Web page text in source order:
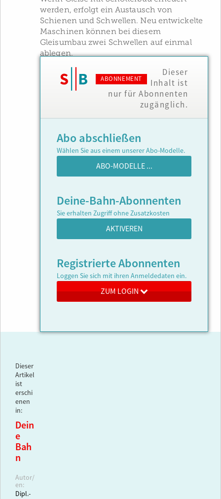
werden, erfolgt ein Austausch von
Schienen und Schwellen. Neu entwickelte
Maschinen können bei diesem
Gleisumbau zwei Schwellen auf einmal
ablegen.
ABONNEMENT
Dieser
Inhalt ist
nur für Abonnenten
zugänglich.
Abo abschließen
Wählen Sie aus einem unserer Abo-Modelle.
ABO-MODELLE ...
Deine-Bahn-Abonnenten
Sie erhalten Zugriff ohne Zusatzkosten
AKTIVEREN
Registrierte Abonnenten
Loggen Sie sich mit ihren Anmeldedaten ein.
ZUM LOGIN
Dieser
Artikel
ist
erschi
enen
in:
Dein
e
Bah
n
Autor/
en:
Dipl.-